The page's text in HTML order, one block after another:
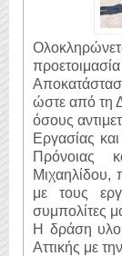
ώστε από τη
όσους
Εργασίας
Πρόνοιας
Μιχαηλίδου,
με τους
συμπολίτες
Η δράση
Αττικής με